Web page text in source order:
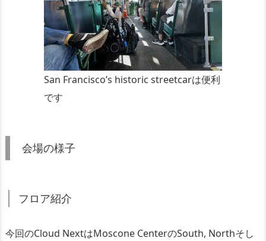
San Francisco’s historic streetcarは便利
です
会場の様子
フロア紹介
今回のCloud NextはMoscone CenterのSouth, Northそし